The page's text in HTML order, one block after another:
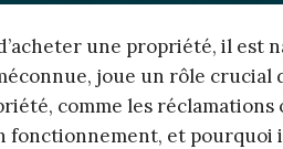
une propriété, il
joue un rôle crucial
comme les réclamations
fonctionnement, et pourquoi